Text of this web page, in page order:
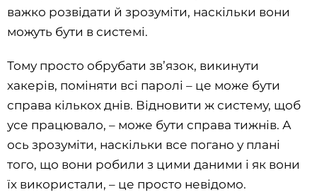
важко розвідати й зрозуміти, наскільки вони
можуть бути в системі.
Тому просто обрубати зв’язок, викинути
хакерів, поміняти всі паролі – це може бути
справа кількох днів. Відновити ж систему, щоб
усе працювало, – може бути справа тижнів. А
ось зрозуміти, наскільки все погано у плані
того, що вони робили з цими даними і як вони
їх використали, – це просто невідомо.